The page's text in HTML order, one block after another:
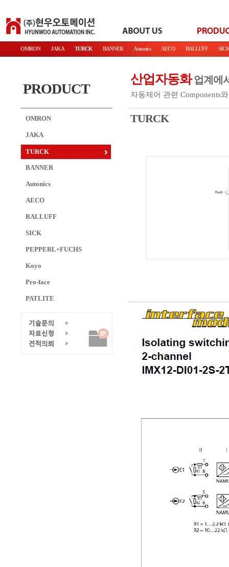
OMRON JAKA TURCK BANNER Autonics AECO BALLUFF
PRODUCT
OMRON
JAKA
TURCK
BANNER
Autonics
AECO
BALLUFF
SICK
PEPPERL+FUCHS
Koyo
Pro-face
PATLITE
산업자동화 업계에
자동제어 관련 Components
TURCK